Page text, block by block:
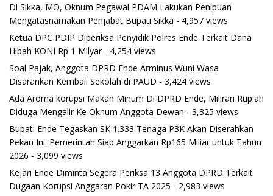
Di Sikka, MO, Oknum Pegawai PDAM Lakukan Penipuan
Mengatasnamakan Penjabat Bupati Sikka - 4,957 views
Ketua DPC PDIP Diperiksa Penyidik Polres Ende Terkait Dana
Hibah KONI Rp 1 Milyar- 4,254 views
Soal Pajak, Anggota DPRD Ende Arminus Wuni Wasa
Disarankan Kembali Sekolah di PAUD - 3,424 views
Ada Aroma korupsi Makan Minum Di DPRD Ende, Miliran Rupiah
Diduga Mengalir Ke Oknum Anggota Dewan - 3,325 views
Bupati Ende Tegaskan SK 1.333 Tenaga P3K Akan Diserahkan
Pekan Ini: Pemerintah Siap Anggarkan Rp165 Miliar untuk Tahun
2026 - 3,099 views
Kejari Ende Diminta Segera Periksa 13 Anggota DPRD Terkait
Dugaan Korupsi Anggaran Pokir TA 2025 - 2,983 views